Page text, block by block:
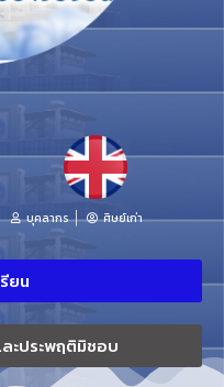
บุคลากร ศิษย์เก่า
ยน
ะประพฤติมิชอบ